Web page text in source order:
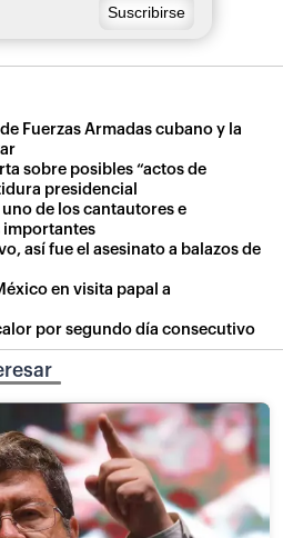
Fuerzas Armadas cubano y la
sobre posibles “actos de
presidencial
de los cantautores e
importantes
así fue el asesinato a balazos de
en visita papal a
por segundo día consecutivo